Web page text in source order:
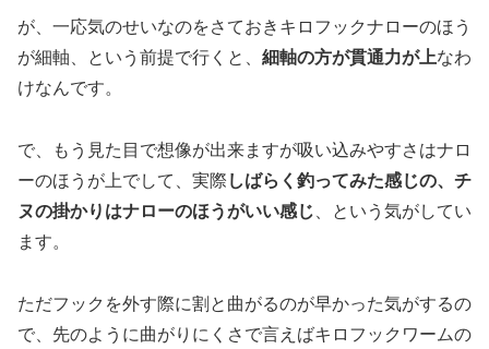
が、一応気のせいなのをさておきキロフックナローのほう
が細軸、という前提で行くと、 細軸の方が貫通力が上なわ
けなんです。
で、もう見た目で想像が出来ますが吸い込みやすさはナロ
ーのほうが上でして、実際 しばらく釣ってみた感じの、チ
ヌの掛かりはナローのほうがいい感じ 、という気がしてい
ます。
ただフックを外す際に割と曲がるのが早かった気がするの
で、先のように曲がりにくさで言えばキロフックワームの